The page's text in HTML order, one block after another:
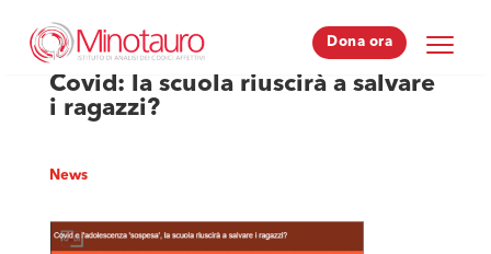
Dona ora
Dona ora
Covid: la scuola riuscirà a salvare
i ragazzi?
News